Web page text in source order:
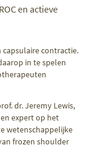
en actieve
capsulaire contractie.
in te spelen
dr. Jeremy Lewis,
expert op het
wetenschappelijke
frozen shoulder